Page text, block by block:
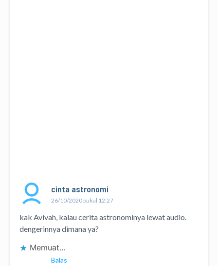
cinta astronomi
26/10/2020 pukul 12:27
kak Avivah, kalau cerita astronominya lewat audio.
dengerinnya dimana ya?
Memuat...
Balas